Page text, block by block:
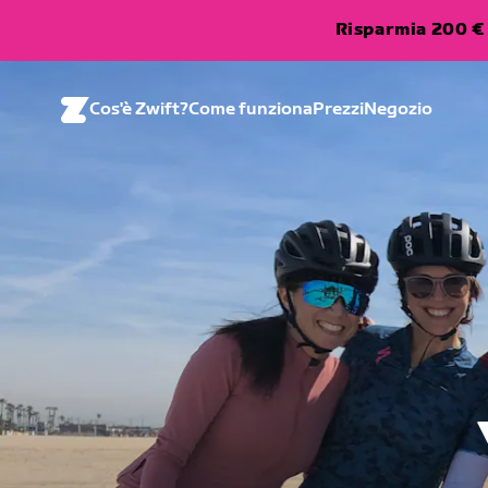
Risparmia 200 €
Cos'è Zwift?Come funzionaPrezziNegozio